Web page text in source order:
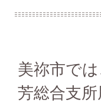
美祢市で
芳総合支